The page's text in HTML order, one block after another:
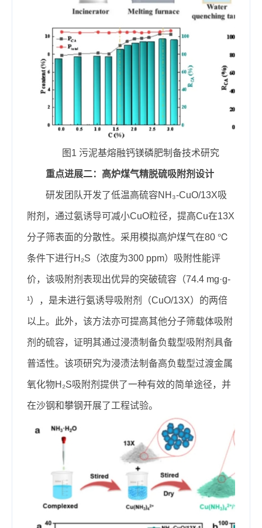
图1 污泥基熔融钙镁磷肥制备技术研究
重点进展二：高炉煤气精脱硫吸附剂设计
研发团队开发了低温高硫容NH₃-CuO/13X吸
附剂，通过氨诱导可减小CuO粒径，提高Cu在13X
分子筛表面的分散性。采用模拟高炉煤气在80 ℃
条件下进行H₂S（浓度为300 ppm）吸附性能评
价，该吸附剂表现出优异的突破硫容（74.4 mg·g-
¹），是未进行氨诱导吸附剂（CuO/13X）的两倍
以上。此外，该方法亦可提高其他分子筛载体吸附
剂的硫容，证明其通过浸渍制备负载型吸附剂具备
普适性。该项研究为浸渍法制备高负载型过渡金属
氧化物H₂S吸附剂提供了一种有效的简单途径，并
在沙钢和攀钢开展了工程试验。